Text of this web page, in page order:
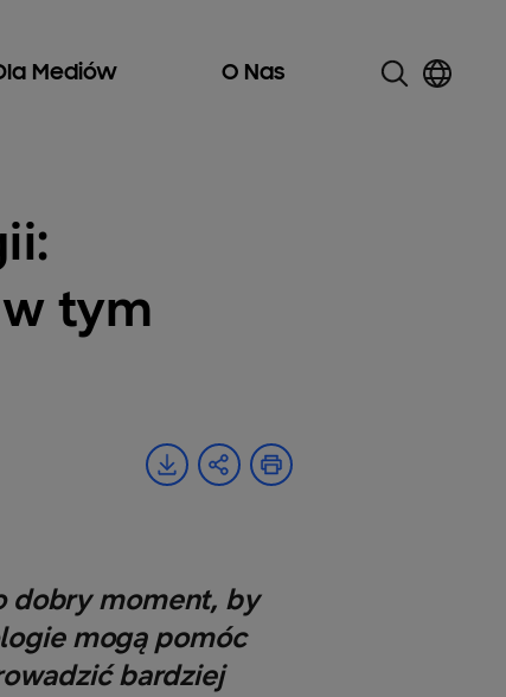
Mediów O Nas
tym
dobry moment, by
mogą pomóc
bardziej